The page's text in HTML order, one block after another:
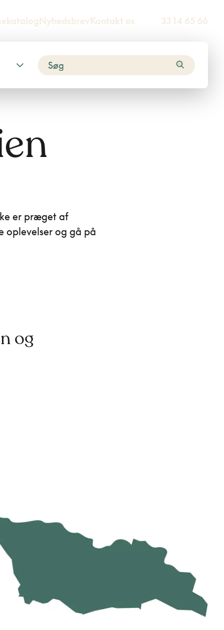
NyhedsbrevKontakt os 33 14 65 66
er præget af
oplevelser og gå på
og